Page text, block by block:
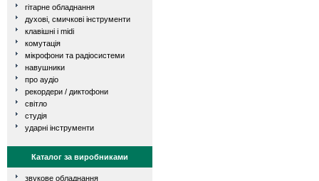
гітарне обладнання
духові, смичкові інструменти
клавішні і midi
комутація
мікрофони та радіосистеми
навушники
про аудіо
рекордери / диктофони
світло
студія
ударні інструменти
Каталог за виробниками
звукове обладнання